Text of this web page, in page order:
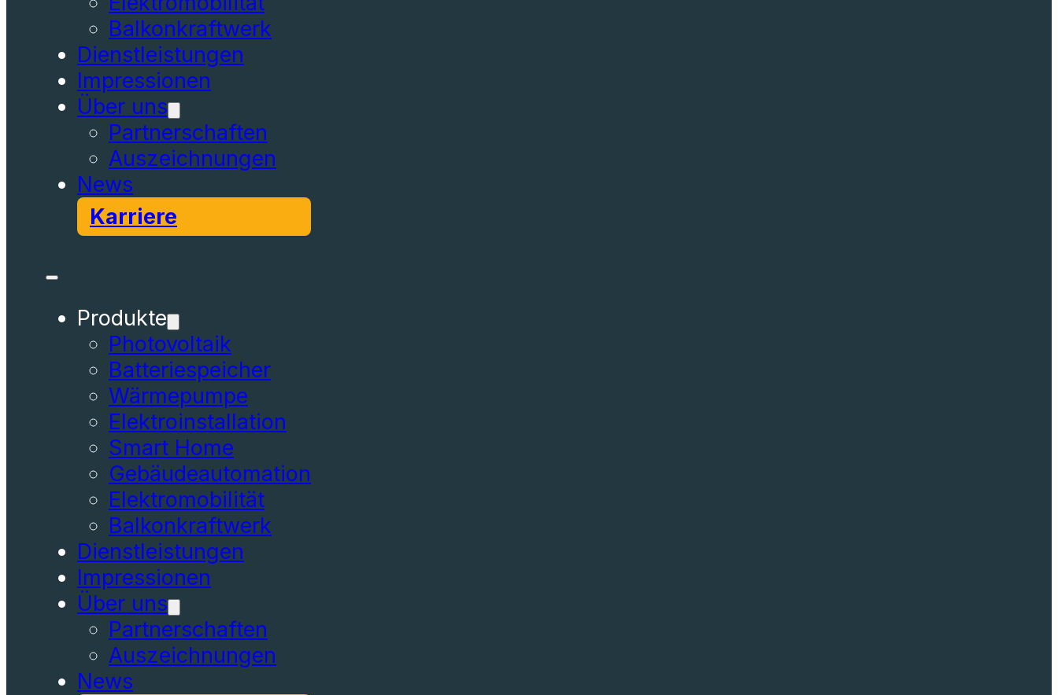
Balkonkraftwerk
Dienstleistungen
Impressionen
Über uns
Partnerschaften
Auszeichnungen
News
Karriere
Produkte
Photovoltaik
Batteriespeicher
Wärmepumpe
Elektroinstallation
Smart Home
Gebäudeautomation
Elektromobilität
Balkonkraftwerk
Dienstleistungen
Impressionen
Über uns
Partnerschaften
Auszeichnungen
News